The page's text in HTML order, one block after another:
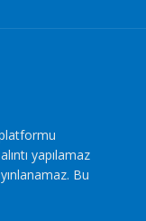
yapılamaz
Bu